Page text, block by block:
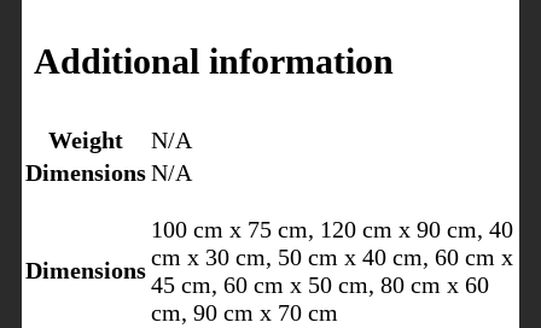
Additional information
Weight
N/A
DimensionsN/A
Dimensions
100 cm x 75 cm, 120 cm x 90 cm, 40
cm x 30 cm, 50 cm x 40 cm, 60 cm x
45 cm, 60 cm x 50 cm, 80 cm x 60
cm, 90 cm x 70 cm